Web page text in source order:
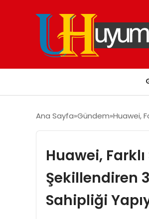
Ana Sayfa Gündem Huawei,
Huawei,
Şekillendiren
Sahipliği